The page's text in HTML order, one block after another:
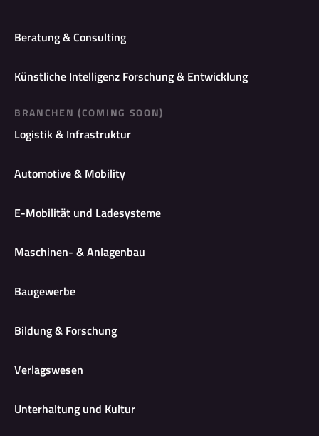
Beratung & Consulting
Künstliche Intelligenz Forschung & Entwicklung
BRANCHEN (COMING SOON)
Logistik & Infrastruktur
Automotive & Mobility
E-Mobilität und Ladesysteme
Maschinen- & Anlagenbau
Baugewerbe
Bildung & Forschung
Verlagswesen
Unterhaltung und Kultur